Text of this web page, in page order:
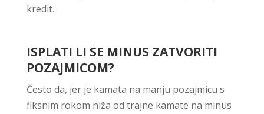
kredit.
ISPLATI LI SE MINUS ZATVORITI
POZAJMICOM?
Često da, jer je kamata na manju pozajmicu s
fiksnim rokom niža od trajne kamate na minus